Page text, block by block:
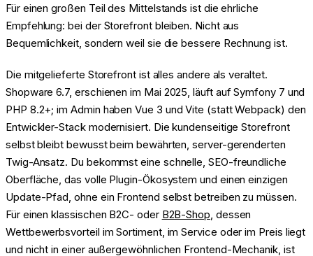
Für einen großen Teil des Mittelstands ist die ehrliche
Empfehlung: bei der Storefront bleiben. Nicht aus
Bequemlichkeit, sondern weil sie die bessere Rechnung ist.
Die mitgelieferte Storefront ist alles andere als veraltet.
Shopware 6.7, erschienen im Mai 2025, läuft auf Symfony 7 und
PHP 8.2+; im Admin haben Vue 3 und Vite (statt Webpack) den
Entwickler-Stack modernisiert. Die kundenseitige Storefront
selbst bleibt bewusst beim bewährten, server-gerenderten
Twig-Ansatz. Du bekommst eine schnelle, SEO-freundliche
Oberfläche, das volle Plugin-Ökosystem und einen einzigen
Update-Pfad, ohne ein Frontend selbst betreiben zu müssen.
Für einen klassischen B2C- oder B2B-Shop, dessen
Wettbewerbsvorteil im Sortiment, im Service oder im Preis liegt
und nicht in einer außergewöhnlichen Frontend-Mechanik, ist